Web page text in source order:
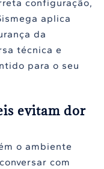
configuração,
aplica
da
técnica e
para o seu
evitam dor
o ambiente
com